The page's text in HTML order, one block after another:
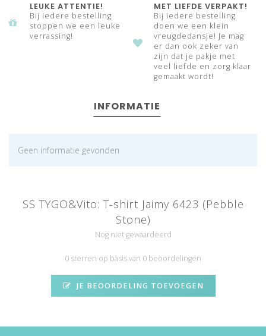
LEUKE ATTENTIE!
Bij iedere bestelling
stoppen we een leuke
verrassing!
MET LIEFDE VERPAKT!
Bij iedere bestelling
doen we een klein
vreugdedansje! Je mag
er dan ook zeker van
zijn dat je pakje met
veel liefde en zorg klaar
gemaakt wordt!
INFORMATIE
Geen informatie gevonden
SS TYGO&Vito: T-shirt Jaimy 6423 (Pebble
Stone)
Nog niet gewaardeerd
0 sterren op basis van 0 beoordelingen
JE BEOORDELING TOEVOEGEN